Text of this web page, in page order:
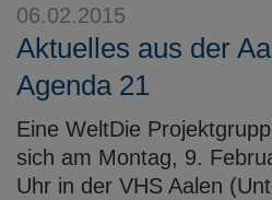
06.02.2015
Aktuelles aus der
Agenda 21
Eine WeltDie
sich am Montag, 9.
Uhr in der VHS Aalen